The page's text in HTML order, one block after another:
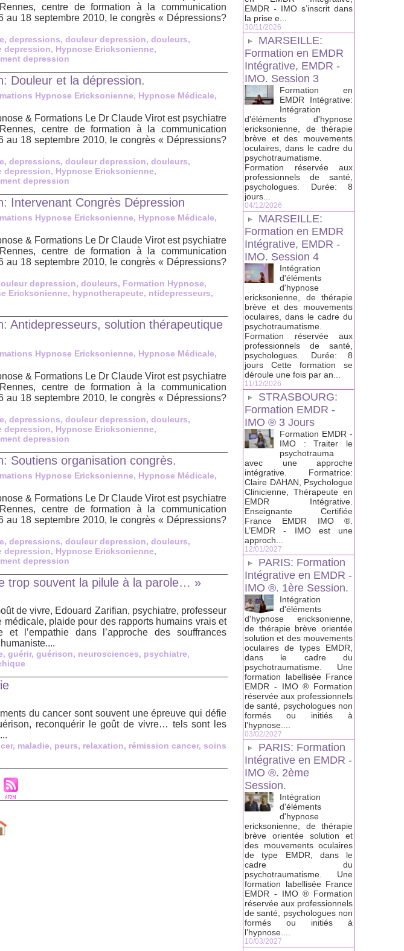
centre de formation à la communication
au 18 septembre 2010, le congrès « Dépressions?
, depressions, douleur depression, douleurs,
depression, Hypnose Ericksonienne,
depression
Douleur et la dépression.
Hypnose Ericksonienne, Hypnose Médicale,
& Formations Le Dr Claude Virot est psychiatre
centre de formation à la communication
au 18 septembre 2010, le congrès « Dépressions?
, depressions, douleur depression, douleurs,
depression, Hypnose Ericksonienne,
depression
Intervenant Congrès Dépression
Hypnose Ericksonienne, Hypnose Médicale,
& Formations Le Dr Claude Virot est psychiatre
centre de formation à la communication
au 18 septembre 2010, le congrès « Dépressions?
depression, douleurs, Formation Hypnose,
Ericksonienne, hypnotherapeute, ntidepresseurs,
Antidepresseurs, solution thérapeutique
Hypnose Ericksonienne, Hypnose Médicale,
& Formations Le Dr Claude Virot est psychiatre
centre de formation à la communication
au 18 septembre 2010, le congrès « Dépressions?
, depressions, douleur depression, douleurs,
depression, Hypnose Ericksonienne,
depression
Soutiens organisation congrès.
Hypnose Ericksonienne, Hypnose Médicale,
& Formations Le Dr Claude Virot est psychiatre
centre de formation à la communication
au 18 septembre 2010, le congrès « Dépressions?
, depressions, douleur depression, douleurs,
depression, Hypnose Ericksonienne,
depression
trop souvent la pilule à la parole… »
de vivre, Edouard Zarifian, psychiatre, professeur
plaide pour des rapports humains vrais et
l’empathie dans l’approche des souffrances
, guérir, guérison, neurosciences, psychiatre,
du cancer sont souvent une épreuve qui défie
reconquérir le goût de vivre… tels sont les
, maladie, peurs, relaxation, rémission cancer, soins
EMDR - IMO s’inscrit dans
la prise e...
30/11/2026
MARSEILLE:
Formation en EMDR
Intégrative, EMDR -
IMO. Session 3
Formation en
EMDR Intégrative:
Intégration
d'éléments d'hypnose
ericksonienne, de thérapie
brève et des mouvements
oculaires, dans le cadre du
psychotraumatisme.
Formation réservée aux
professionnels de santé,
psychologues. Durée: 8
jours...
04/12/2026
MARSEILLE:
Formation en EMDR
Intégrative, EMDR -
IMO. Session 4
Intégration
d'éléments
d'hypnose
ericksonienne, de thérapie
brève et des mouvements
oculaires, dans le cadre du
psychotraumatisme.
Formation réservée aux
professionnels de santé,
psychologues. Durée: 8
jours Cette formation se
déroule une fois par an...
11/12/2026
STRASBOURG:
Formation EMDR -
IMO ® 3 Jours
Formation EMDR -
IMO : Traiter le
psychotrauma
avec une approche
intégrative. Formatrice:
Claire DAHAN, Psychologue
Clinicienne, Thérapeute en
EMDR Intégrative.
Enseignante Certifiée
France EMDR IMO ®.
L’EMDR - IMO est une
approch...
12/01/2027
PARIS: Formation
Intégrative en EMDR -
IMO ®. 1ère Session.
Intégration
d'éléments
d'hypnose ericksonienne,
de thérapie brève orientée
solution et des mouvements
oculaires de types EMDR,
dans le cadre du
psychotraumatisme. Une
formation labellisée France
EMDR - IMO ® Formation
réservée aux professionnels
de santé, psychologues non
formés ou initiés à
l’hypnose....
03/02/2027
PARIS: Formation
Intégrative en EMDR -
IMO ®. 2ème
Session.
Intégration
d'éléments
d'hypnose
ericksonienne, de thérapie
brève orientée solution et
des mouvements oculaires
de type EMDR, dans le
cadre du
psychotraumatisme. Une
formation labellisée France
EMDR - IMO ® Formation
réservée aux professionnels
de santé, psychologues non
formés ou initiés à
l’hypnose....
10/03/2027